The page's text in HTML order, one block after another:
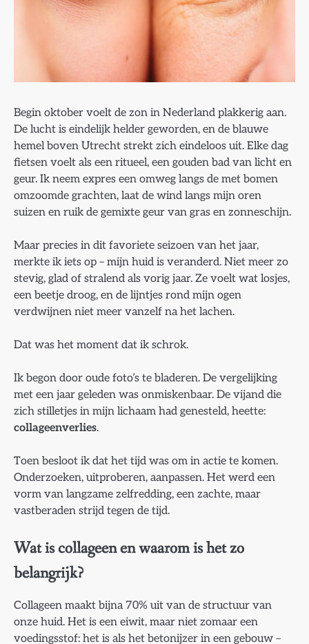
Begin oktober voelt de zon in Nederland plakkerig aan.
De lucht is eindelijk helder geworden, en de blauwe
hemel boven Utrecht strekt zich eindeloos uit. Elke dag
fietsen voelt als een ritueel, een gouden bad van licht en
geur. Ik neem expres een omweg langs de met bomen
omzoomde grachten, laat de wind langs mijn oren
suizen en ruik de gemixte geur van gras en zonneschijn.
Maar precies in dit favoriete seizoen van het jaar,
merkte ik iets op – mijn huid is veranderd. Niet meer zo
stevig, glad of stralend als vorig jaar. Ze voelt wat losjes,
een beetje droog, en de lijntjes rond mijn ogen
verdwijnen niet meer vanzelf na het lachen.
Dat was het moment dat ik schrok.
Ik begon door oude foto’s te bladeren. De vergelijking
met een jaar geleden was onmiskenbaar. De vijand die
zich stilletjes in mijn lichaam had genesteld, heette:
collageenverlies.
Toen besloot ik dat het tijd was om in actie te komen.
Onderzoeken, uitproberen, aanpassen. Het werd een
vorm van langzame zelfredding, een zachte, maar
vastberaden strijd tegen de tijd.
Wat is collageen en waarom is het zo
belangrijk?
Collageen maakt bijna 70% uit van de structuur van
onze huid. Het is een eiwit, maar niet zomaar een
voedingsstof: het is als het betonijzer in een gebouw –